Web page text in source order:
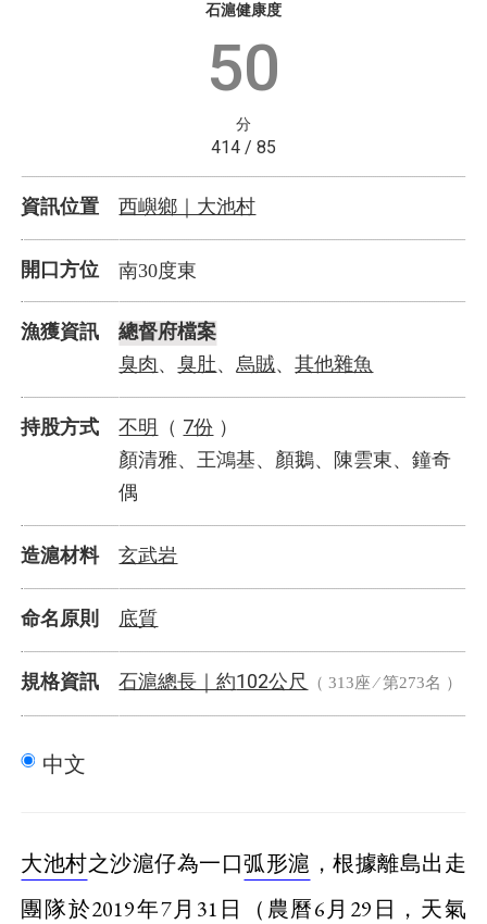
石滬健康度
50
分
414 / 85
資訊位置 西嶼鄉｜大池村
開口方位 南30度東
漁獲資訊 總督府檔案
臭肉、臭肚、 烏賊、其他雜魚
持股方式 不明 （ 7份 ）
顏清雅、王鴻基、顏鵝、陳雲東、鐘奇
偶
造滬材料 玄武岩
命名原則 底質
規格資訊 石滬總長｜約102公尺 （ 313座 ⁄ 第273名 ）
中文
大池村之沙滬仔為一口弧形滬 ，根據離島出走
團隊於2019年7月31日（農曆6月29日，天氣